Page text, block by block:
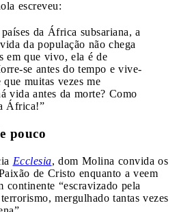
escreveu:
da África subsariana, a
da população não chega
em que vivo, ela é de
se antes do tempo e vive-
que muitas vezes me
vida antes da morte? Como
África!”
pouco
Ecclesia, dom Molina convida os
de Cristo enquanto a veem
“escravizado pela
mergulhado tantas vezes